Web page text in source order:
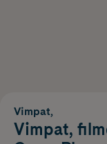
Vimpat,
Vimpat,